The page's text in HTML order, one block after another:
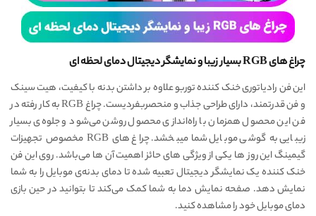
چراغ های RGB بسیار زیبا و نمایشگر دیجیتال دمای لحظه ای
این فن رادیاتوری خنک کننده توربو علاوه بر داشتن بدنه با کیفیت، هیت سینک
و فن قدرتمند، دارای طراحی جذاب و منحصربفردیست. چراغ RGB به کار رفته در
فن این محصول همزمان با راه‌اندازی محصول روشن می‌شود و جلوه‌ی بسیار
زیبایی به گوشی موبایل شما میبخشد. چراغ های RGB مخصوص تجهیزات
گیمینگ این روز ها یکی از ویژگی های حائز اهمیت آن ها می‌باشد. روی این فن
خنک کننده یک نمایشگر دیجیتال تعبیه شده تا دمای بدنه‌ی موبایل را به شما
نمایش دهد. صفحه نمایش دما به شما کمک می‌کند تا بتوانید در حین بازی
دمای موبایل خود را مشاهده کنید.